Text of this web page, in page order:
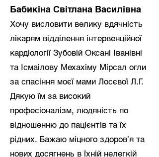
Бабикіна Світлана Василівна
Хочу висловити велику вдячність
лікарям відділення інтервенційної
кардіології Зубовій Оксані Іванівні
та Ісмаілову Мехахіму Мірсал огли
за спасіння моєї мами Лосєвої Л.Г.
Дякую їм за високий
професіоналізм, людяність по
відношенню до пацієнтів та їх
рідних. Бажаю міцного здоров’я та
нових досягнень в їхній нелегкій